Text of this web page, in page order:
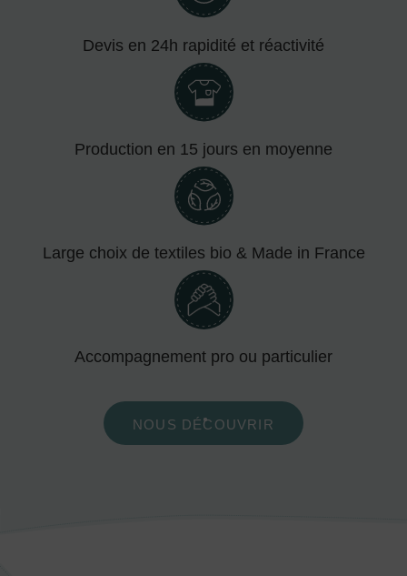
Devis en 24h rapidité et réactivité
Production en 15 jours en moyenne
Large choix de textiles bio & Made in France
Accompagnement pro ou particulier
NOUS DÉCOUVRIR